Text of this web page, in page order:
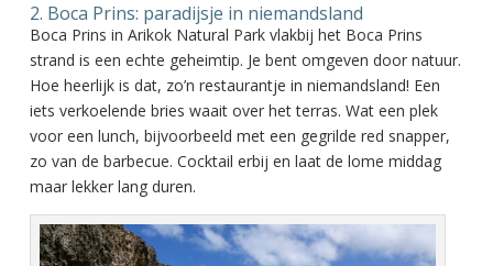
2. Boca Prins: paradijsje in niemandsland
Boca Prins in Arikok Natural Park vlakbij het Boca Prins
strand is een echte geheimtip. Je bent omgeven door natuur.
Hoe heerlijk is dat, zo’n restaurantje in niemandsland! Een
iets verkoelende bries waait over het terras. Wat een plek
voor een lunch, bijvoorbeeld met een gegrilde red snapper,
zo van de barbecue. Cocktail erbij en laat de lome middag
maar lekker lang duren.